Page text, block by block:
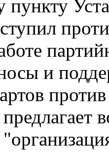
пункту
и